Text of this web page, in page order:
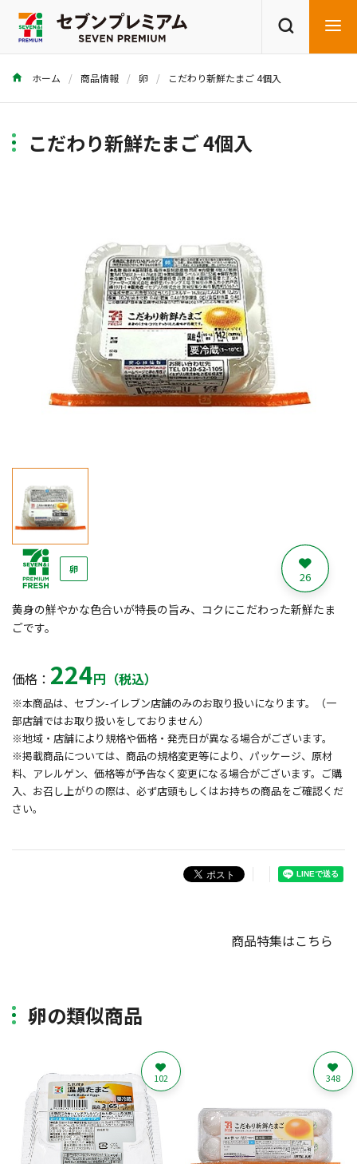
商品を探す レシピを探す
ホーム 商品情報 卵 こだわり新鮮たまご 4個入
こだわり新鮮たまご 4個入
卵 26
黄身の鮮やかな色合いが特長の旨み、コクにこだわった新鮮たま
ごです。
価格： 224円（税込）
※本商品は、セブン-イレブン店舗のみのお取り扱いになります。（一
部店舗ではお取り扱いをしておりません）
※地域・店舗により規格や価格・発売日が異なる場合がございます。
※掲載商品については、商品の規格変更等により、パッケージ、原材
料、アレルゲン、価格等が予告なく変更になる場合がございます。ご購
入、お召し上がりの際は、必ず店頭もしくはお持ちの商品をご確認くだ
さい。
商品特集はこちら
卵の類似商品
102 348